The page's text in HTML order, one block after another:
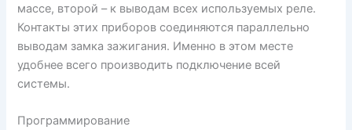
массе, второй – к выводам всех используемых реле.
Контакты этих приборов соединяются параллельно
выводам замка зажигания. Именно в этом месте
удобнее всего производить подключение всей
системы.
Программирование